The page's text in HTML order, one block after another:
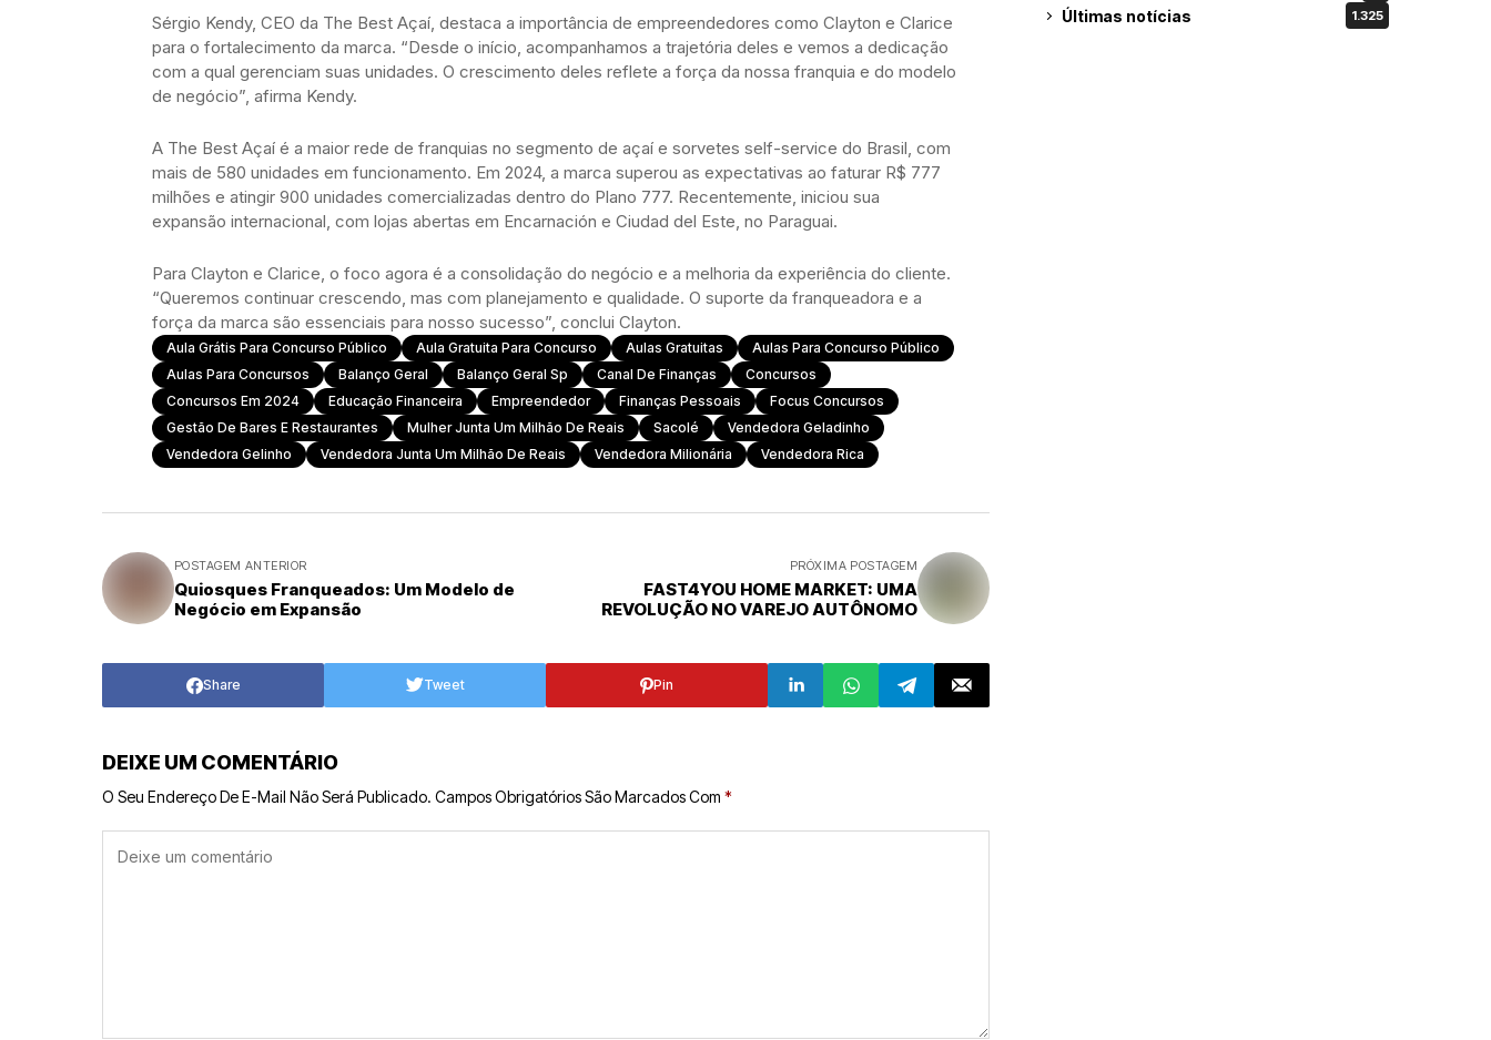
Sérgio Kendy, CEO da The Best Açaí, destaca a importância de empreendedores como Clayton e Clarice
para o fortalecimento da marca. “Desde o início, acompanhamos a trajetória deles e vemos a dedicação
com a qual gerenciam suas unidades. O crescimento deles reflete a força da nossa franquia e do modelo
de negócio”, afirma Kendy.
A The Best Açaí é a maior rede de franquias no segmento de açaí e sorvetes self-service do Brasil, com
mais de 580 unidades em funcionamento. Em 2024, a marca superou as expectativas ao faturar R$ 777
milhões e atingir 900 unidades comercializadas dentro do Plano 777. Recentemente, iniciou sua
expansão internacional, com lojas abertas em Encarnación e Ciudad del Este, no Paraguai.
Para Clayton e Clarice, o foco agora é a consolidação do negócio e a melhoria da experiência do cliente.
“Queremos continuar crescendo, mas com planejamento e qualidade. O suporte da franqueadora e a
força da marca são essenciais para nosso sucesso”, conclui Clayton.
Aula Grátis Para Concurso Público Aula Gratuita Para Concurso Aulas Gratuitas
Aulas Para Concurso Público
Aulas Para Concursos
Balanço Geral Balanço Geral Sp Canal De Finanças
Concursos
Concursos Em 2024
Educação Financeira Empreendedor Finanças Pessoais
Focus Concursos
Gestão De Bares E Restaurantes
Mulher Junta Um Milhão De Reais Sacolé
Vendedora Geladinho
Vendedora Gelinho
Vendedora Junta Um Milhão De Reais Vendedora Milionária Vendedora Rica
POSTAGEM ANTERIOR
Quiosques Franqueados: Um Modelo de
Negócio em Expansão
PRÓXIMA POSTAGEM
FAST4YOU HOME MARKET: UMA
REVOLUÇÃO NO VAREJO AUTÔNOMO
Share Tweet Pin
DEIXE UM COMENTÁRIO
O Seu Endereço De E-Mail Não Será Publicado. Campos Obrigatórios São Marcados Com *
Últimas notícias 1.325